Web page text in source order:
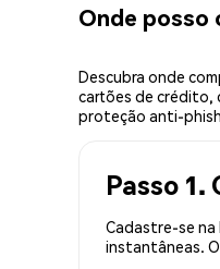
Onde posso
Descubra onde
cartões de crédito,
proteção anti-
Passo
Cadastre-se na
instantâneas.